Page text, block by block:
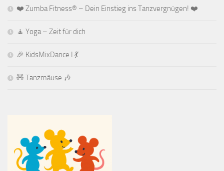
❤️ Zumba Fitness® – Dein Einstieg ins Tanzvergnügen! ❤️
🧘 Yoga – Zeit für dich
🎉 KidsMixDance I 💃
🧸 Tanzmäuse 🎶